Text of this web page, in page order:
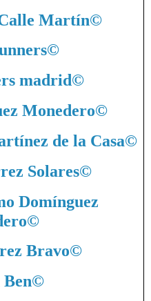
Martín©
©
madrid©
Monedero©
de la Casa©
Solares©
Domínguez
©
Bravo©
©